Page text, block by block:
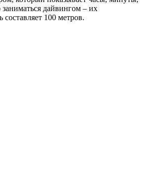
дайвингом – их
100 метров.